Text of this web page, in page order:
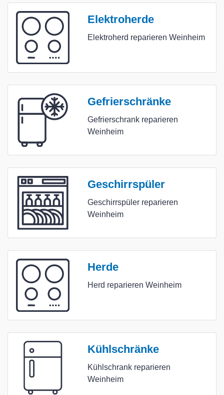
Elektroherde
Elektroherd reparieren Weinheim
Gefrierschränke
Gefrierschrank reparieren
Weinheim
Geschirrspüler
Geschirrspüler reparieren
Weinheim
Herde
Herd reparieren Weinheim
Kühlschränke
Kühlschrank reparieren
Weinheim